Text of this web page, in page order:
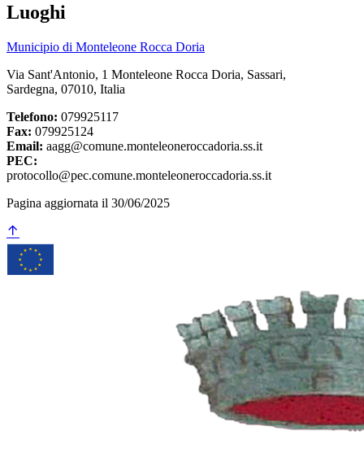
Luoghi
Municipio di Monteleone Rocca Doria
Via Sant'Antonio, 1 Monteleone Rocca Doria, Sassari,
Sardegna, 07010, Italia
Telefono: 079925117
Fax: 079925124
Email: aagg@comune.monteleoneroccadoria.ss.it
PEC:
protocollo@pec.comune.monteleoneroccadoria.ss.it
Pagina aggiornata il 30/06/2025